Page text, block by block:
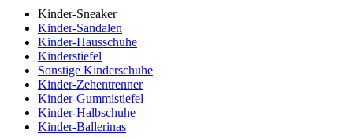
Kinder-Sneaker
Kinder-Sandalen
Kinder-Hausschuhe
Kinderstiefel
Sonstige Kinderschuhe
Kinder-Zehentrenner
Kinder-Gummistiefel
Kinder-Halbschuhe
Kinder-Ballerinas